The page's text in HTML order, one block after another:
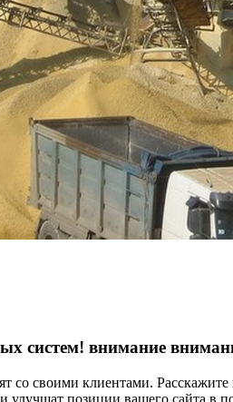
систем! внимание
со своими клиентами.
позиции вашего сайта в